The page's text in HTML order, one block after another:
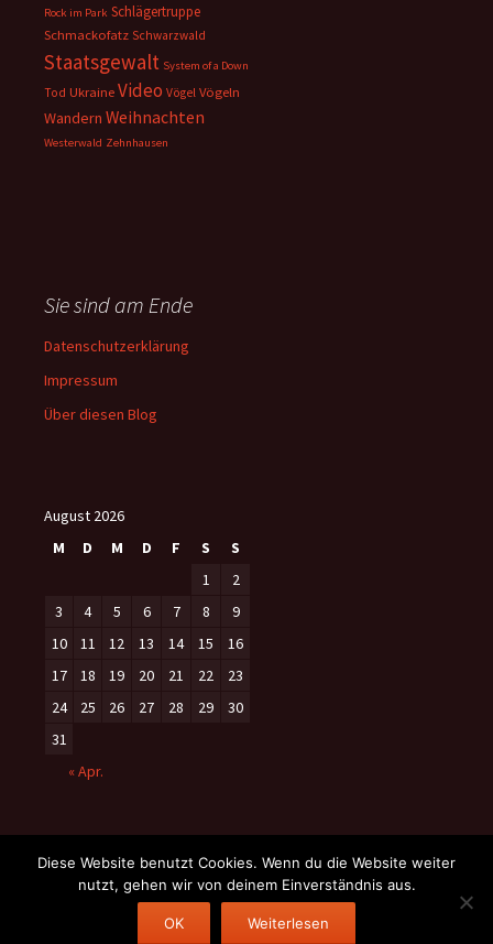
Rock im Park Schlägertruppe
Schmackofatz Schwarzwald
Staatsgewalt System of a Down
Tod Ukraine Video Vögel Vögeln
Wandern Weihnachten
Westerwald Zehnhausen
Sie sind am Ende
Datenschutzerklärung
Impressum
Über diesen Blog
August 2026
M
D M D F S
S
1
2
3
4 5 6 7 8
9
10
11 12 13 14 15
16
17
18 19 20 21 22
23
24
25 26 27 28 29
30
31
« Apr.
Datenschutzerklärung Stolz präsentiert von WordPress
Diese Website benutzt Cookies. Wenn du die Website weiter
nutzt, gehen wir von deinem Einverständnis aus.
OK Weiterlesen